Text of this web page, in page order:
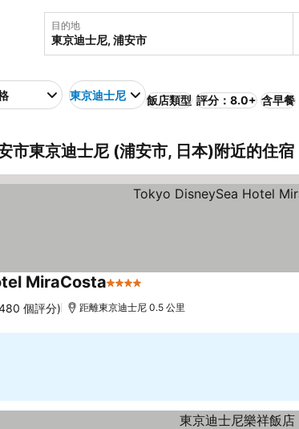
目的地
東京迪士尼 飯店類型 評分：8.0+ 含早餐
市東京迪士尼 (浦安市, 日本)附近的住宿
MiraCosta4 星級
個評分) 距離東京迪士尼 0.5 公里